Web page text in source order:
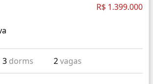
R$ 1.399.000
3 dorms 2vagas